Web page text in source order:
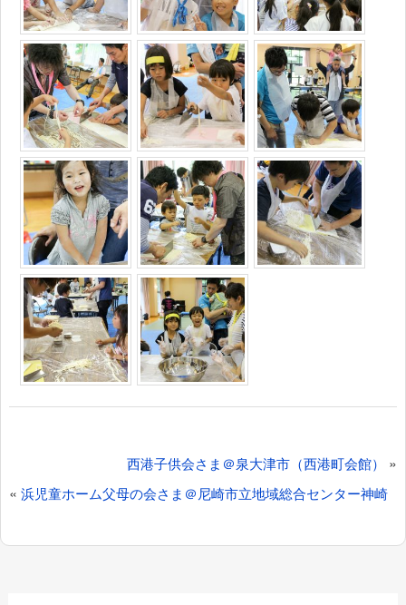
稿
西港子供会さま＠泉大津市（西港町会館）
»
« 浜児童ホーム父母の会さま＠尼崎市立地域総合センター神崎